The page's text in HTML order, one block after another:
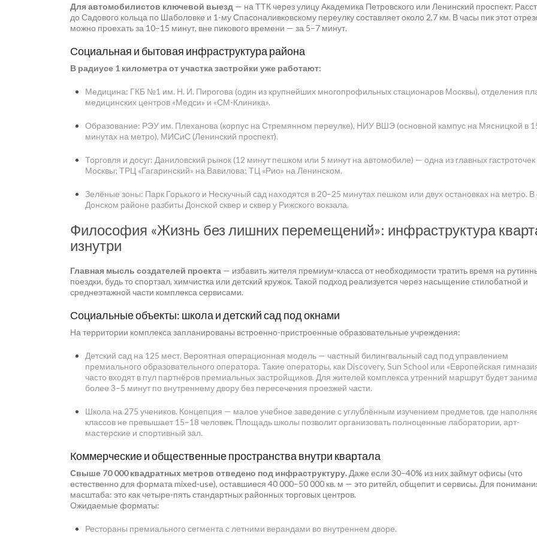
Для автомобилистов ключевой выезд — на ТТК через улицу Академика Петровского или Ленинский проспект.
до Садового кольца по Шаболовке и 1-му Спасоналивковскому переулку составляет около 2,7 км. В часы пик этот
можно проехать за 10–15 минут, вне пикового времени — за 5–7 минут.
Социальная и бытовая инфраструктура района
В радиусе 1 километра от участка застройки уже работают:
Медицина: ГКБ №1 им. Н. И. Пирогова (один из крупнейших многопрофильных стационаров Москвы), отделения
медицинских центров «Медси» и «СМ-Клиника».
Образование: РЭУ им. Плеханова (корпус на Стремянном переулке), НИУ ВШЭ (основной кампус на Мясницкой в
минутах на метро), МИСиС (Ленинский проспект).
Торговля и досуг: Даниловский рынок (12 минут пешком или 5 минут на автомобиле) — одна из главных гастроточек
Москвы; ТРЦ «Гагаринский» на Вавилова; ТЦ «Рио» на Ленинском.
Зелёные зоны: Парк Горького и Нескучный сад находятся в 20–25 минутах пешком или двух остановках на метро.
Донском районе разбиты Донской сквер и сквер у Рижского вокзала.
Философия «Жизнь без лишних перемещений»: инфраструктура
изнутри
Главная мысль создателей проекта — избавить жителя премиум-класса от необходимости тратить время на
поездки, будь то спортзал, химчистка или детский кружок. Такой подход реализуется через насыщение стилобатной и
среднеэтажной части комплекса сервисами.
Социальные объекты: школа и детский сад под окнами
На территории комплекса запланированы встроенно-пристроенные образовательные учреждения:
Детский сад на 125 мест. Вероятная операционная модель — частный билингвальный сад под управлением
премиального образовательного оператора. Такие операторы, как Discovery, Sun School или «Европейская
часто входят в пул партнёров премиальных застройщиков. Для жителей комплекса утренний маршрут будет
более 3–5 минут по внутреннему двору без пересечения проезжей части.
Школа на 275 учеников. Концепция — малое учебное заведение с углублённым изучением предметов, где
классов не превышает 15–18 человек. Площадь школы позволит организовать полноценные лаборатории, арт-
мастерские и спортивный зал.
Коммерческие и общественные пространства внутри квартала
Свыше 70 000 квадратных метров отведено под инфраструктуру. Даже если 30–40% из них займут офисы (что
естественно для формата mixed-use), оставшиеся 40 000–50 000 кв. м — это ритейл, общепит и сервисы. Для
масштаба: это как четыре-пять стандартных районных торговых центров.
Ожидаемые форматы:
Рестораны премиального сегмента с летними верандами во внутреннем дворе.